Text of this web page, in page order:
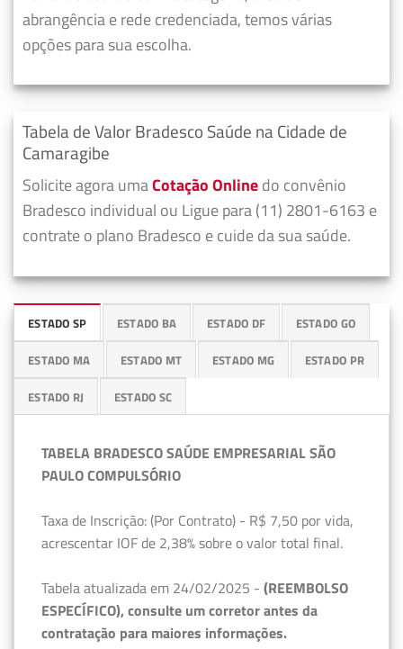
abrangência e rede credenciada, temos várias
opções para sua escolha.
Tabela de Valor Bradesco Saúde na Cidade de
Camaragibe
Solicite agora umaCotação Onlinedo convênio
Bradesco individual ou Ligue para (11) 2801-6163 e
contrate o plano Bradesco e cuide da sua saúde.
ESTADO SP ESTADO BA ESTADO DF ESTADO GO
ESTADO MA ESTADO MT ESTADO MG ESTADO PR
ESTADO RJ ESTADO SC
TABELA BRADESCO SAÚDE EMPRESARIAL SÃO
PAULO COMPULSÓRIO
Taxa de Inscrição: (Por Contrato) - R$ 7,50 por vida,
acrescentar IOF de 2,38% sobre o valor total final.
Tabela atualizada em 24/02/2025 - (REEMBOLSO
ESPECÍFICO), consulte um corretor antes da
contratação para maiores informações.